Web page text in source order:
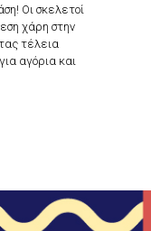
Οι σκελετοί
χάρη στην
τέλεια
αγόρια και